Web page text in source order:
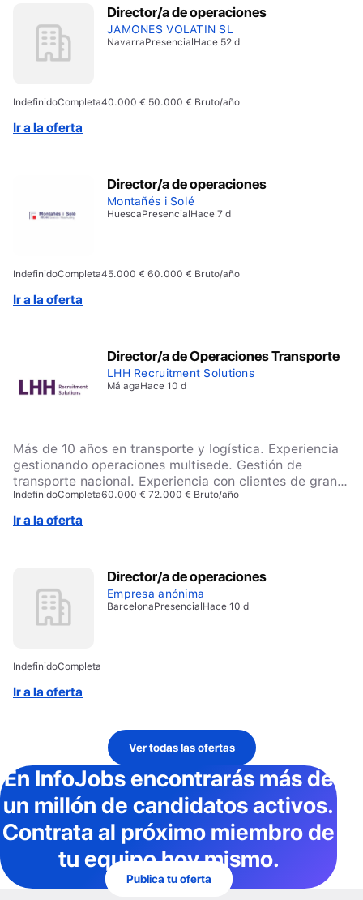
Director/a de operaciones
JAMONES VOLATIN SL
NavarraPresencialHace 52 d
IndefinidoCompleta40.000 € 50.000 € Bruto/año
Ir a la oferta
Director/a de operaciones
Montañés i Solé
HuescaPresencialHace 7 d
IndefinidoCompleta45.000 € 60.000 € Bruto/año
Ir a la oferta
Director/a de Operaciones Transporte
LHH Recruitment Solutions
MálagaHace 10 d
Más de 10 años en transporte y logística. Experiencia
gestionando operaciones multisede. Gestión de
transporte nacional. Experiencia con clientes de gran
distribución y alimentación. Gestión de operaciones
complejas (FTL, grupaje y, muy valorable, tráficos
marítimos o multimodales). Experiencia liderando
IndefinidoCompleta60.000 € 72.000 € Bruto/año
Ir a la oferta
Director/a de operaciones
Empresa anónima
BarcelonaPresencialHace 10 d
IndefinidoCompleta
Ir a la oferta
Ver todas las ofertas
En InfoJobsencontrarás más de
un millón de candidatos activos.
Contrata al próximo miembro de
tu equipo hoy mismo.
Publica tu oferta